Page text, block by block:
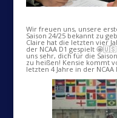
Wir freuen uns, unsere
Saison 24/25 bekannt zu
Claire hat die letzten vier
der NCAA D1 gespielt
uns sehr, dich für die
zu heißen! Kensie kommt
letzten 4 Jahre in der NCAA